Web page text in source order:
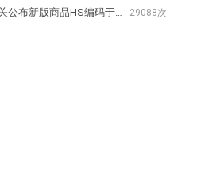
香港海关公布新版商品HS编码于2020年1月1日生效-[行通物流] 29088次